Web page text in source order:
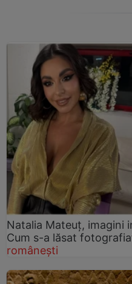
Natalia Mateuț, imagini
Cum s-a lăsat
românești